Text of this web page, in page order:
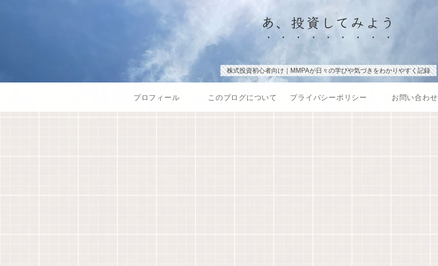
あ、投資してみよう
株式投資初心者向け｜MMPAが日々の学びや気づきをわかりやすく記録
プロフィール このブログについて プライバシーポリシー お問い合わせ